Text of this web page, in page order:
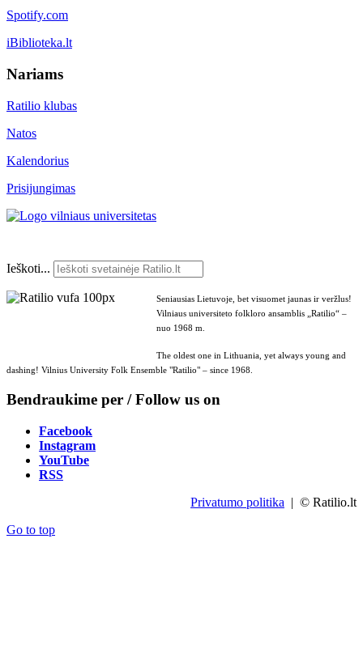
Spotify.com
iBiblioteka.lt
Nariams
Ratilio klubas
Natos
Kalendorius
Prisijungimas
Ieškoti...
Seniausias Lietuvoje, bet visuomet jaunas ir veržlus!
Vilniaus universiteto folkloro ansamblis „Ratilio“ –
nuo 1968 m.
The oldest one in Lithuania, yet always young and
dashing! Vilnius University Folk Ensemble "Ratilio" – since 1968.
Bendraukime per / Follow us on
Facebook
Instagram
YouTube
RSS
Privatumo politika | © Ratilio.lt
Go to top